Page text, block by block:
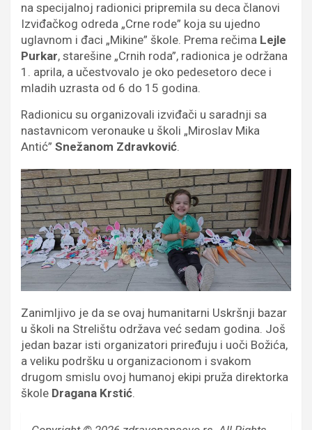
na specijalnoj radionici pripremila su deca članovi
Izviđačkog odreda „Crne rode” koja su ujedno
uglavnom i đaci „Mikine” škole. Prema rečima Lejle
Purkar, starešine „Crnih roda”, radionica je održana
1. aprila, a učestvovalo je oko pedesetoro dece i
mladih uzrasta od 6 do 15 godina.
Radionicu su organizovali izviđači u saradnji sa
nastavnicom veronauke u školi „Miroslav Mika
Antić” Snežanom Zdravković.
Zanimljivo je da se ovaj humanitarni Uskršnji bazar
u školi na Strelištu održava već sedam godina. Još
jedan bazar isti organizatori priređuju i uoči Božića,
a veliku podršku u organizacionom i svakom
drugom smislu ovoj humanoj ekipi pruža direktorka
škole Dragana Krstić.